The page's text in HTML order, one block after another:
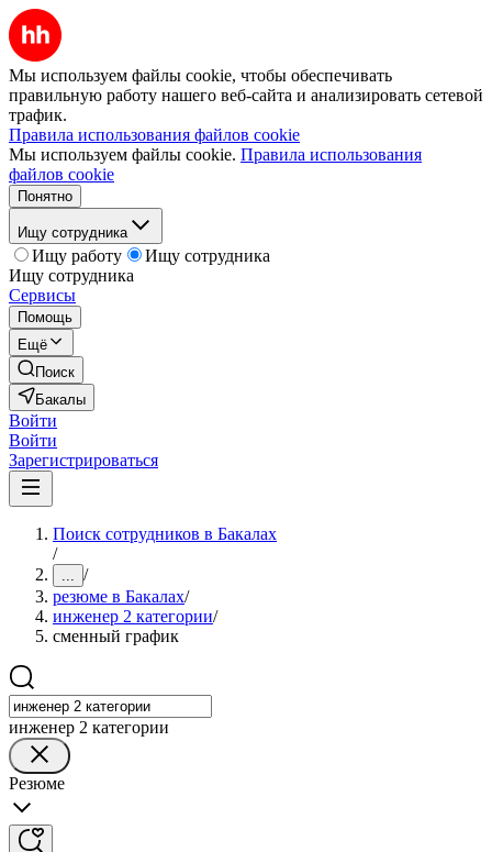
Мы используем файлы cookie, чтобы обеспечивать
правильную работу нашего веб-сайта и анализировать сетевой
трафик.
Правила использования файлов cookie
Мы используем файлы cookie. Правила использования
файлов cookie
Понятно
Ищу сотрудника
Ищу работу
Ищу сотрудника
Ищу сотрудника
Сервисы
Помощь
Ещё
Поиск
Бакалы
Войти
Войти
Зарегистрироваться
Поиск сотрудников в Бакалах
/
... /
резюме в Бакалах/
инженер 2 категории/
сменный график
инженер 2 категории
Резюме